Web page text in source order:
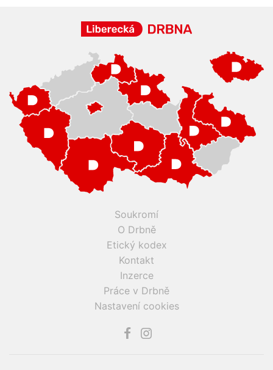
Soukromí
O Drbně
Etický kodex
Kontakt
Inzerce
Práce v Drbně
Nastavení cookies